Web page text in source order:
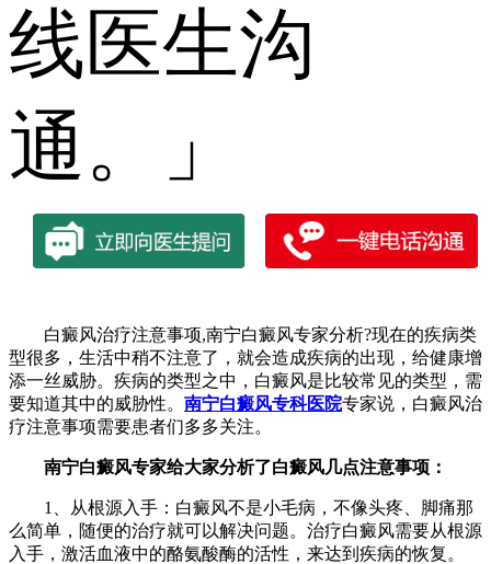
线医生沟
通。」
白癜风治疗注意事项,南宁白癜风专家分析?现在的疾病类
型很多，生活中稍不注意了，就会造成疾病的出现，给健康增
添一丝威胁。疾病的类型之中，白癜风是比较常见的类型，需
要知道其中的威胁性。 南宁白癜风专科医院专家说，白癜风治
疗注意事项需要患者们多多关注。
南宁白癜风专家给大家分析了白癜风几点注意事项：
1、从根源入手：白癜风不是小毛病，不像头疼、脚痛那
么简单，随便的治疗就可以解决问题。治疗白癜风需要从根源
入手，激活血液中的酪氨酸酶的活性，来达到疾病的恢复。